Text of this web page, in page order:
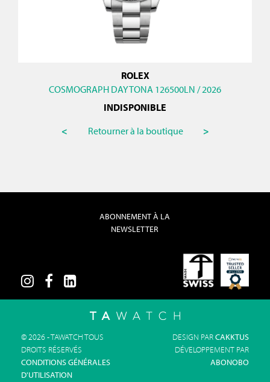
ROLEX
COSMOGRAPH DAYTONA 126500LN / 2026
INDISPONIBLE
<
Retourner à la boutique >
ABONNEMENT À LA
NEWSLETTER
© 2026 - TAWATCH TOUS
DROITS RÉSERVÉS
CONDITIONS GÉNÉRALES
D'UTILISATION
DESIGN PARCAKKTUS
DÉVELOPPEMENT PAR
ABONOBO